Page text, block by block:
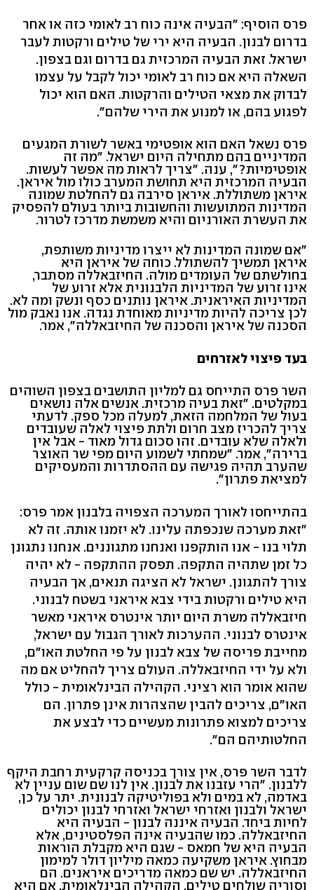
פרס הוסיף: "הבעיה אינה כוח רב לאומי כזה או אחר
בדרום לבנון. הבעיה היא ירי של טילים ורקטות לעבר
ישראל. זאת הבעיה המרכזית גם בדרום וגם בצפון.
השאלה היא אם כוח רב לאומי יכול לקבל על עצמו
לבדוק את מצאי הטילים והרקטות. האם הוא יכול
לפגוע בהם, או למנוע את הירי שלהם".
פרס נשאל האם הוא אופטימי באשר לשורת המגעים
המדיניים בהם מתחילה היום ישראל. "מה זה
אופטימיות?", ענה. "צריך לראות מה אפשר לעשות.
הבעיה המרכזית היא תחושת המערב כולו מול איראן.
איראן משתוללת. איראן סירבה גם להחלטת שמונה
המדינות המתועשות והחשובות ביותר בעולם להפסיק
את העשרת האורניום והיא משמשת מדרכז לטרור.
"אם שמונה המדינות לא ייצרו מדיניות משותפת,
איראן תמשיך להשתולל. כוחה של איראן היא
בחולשתם של העומדים מולה. החיזבאללה מסתבר,
אינו זרוע של המדיניות הלבנונית אלא זרוע של
המדיניות האיראנית. איראן נותנים כסף ונשק ומה לא.
לכן צריכה להיות מדיניות מאוחדת נגדה. אנו נאבק מול
הסכנה של איראן והסכנה של החיזבאללה", אמר.
בעד פיצוי לאזרחים
השר פרס התייחס גם למליון התושבים בצפון השוהים
במקלטים. "זאת בעיה מרכזית. אנשים אלה נושאים
בעול של המלחמה הזאת, למעלה מכל ספק. לדעתי
צריך להכריז מצב חרום ולתת פיצוי לאלה שעובדים
ולאלה שלא עובדים. זהו סכום גדול מאוד - אבל אין
ברירה", אמר. "שמחתי לשמוע היום מפי שר האוצר
שהערב תהיה פגישה עם ההסתדרות והמעסיקים
למציאת פתרון".
בהתייחסו לאורך המערכה הצפויה בלבנון אמר פרס:
"זאת מערכה שנכפתה עלינו. לא יזמנו אותה. זה לא
תלוי בנו - אנו הותקפנו ואנחנו מתגוננים. אנחנו נתגונן
כל זמן שתהיה התקפה. תפסק ההתקפה - לא יהיה
צורך להתגונן. ישראל לא הציגה תנאים, אך הבעיה
היא טילים ורקטות בידי צבא איראני בשטח לבנוני.
חיזבאללה משרת היום יותר אינטרס איראני מאשר
אינטרס לבנוני. ההערכות לאורך הגבול עם ישראל,
מחייבת פריסה של צבא לבנון על פי החלטת האו"ם,
ולא על ידי החיזבאללה. העולם צריך להחליט אם מה
שהוא אומר הוא רציני. הקהילה הבינלאומית - כולל
האו"ם, צריכים להבין שהצהרות אינן פתרון. הם
צריכים למצוא פתרונות מעשיים כדי לבצע את
החלטותיהם הם".
לדבר השר פרס, אין צורך בכניסה קרקעית רחבת היקף
ללבנון. "הרי עזבנו את לבנון. אין לנו שם שום עניין לא
באדמה, לא במים ולא בפוליטיקה לבנונית. יתר על כן,
ישראל ולבנון ואזרחי ישראל ואזרחי לבנון יכולים
לחיות ביחד. הבעיה איננה לבנון - הבעיה היא
החיזבאללה. כמו שהבעיה אינה הפלסטינים, אלא
הבעיה היא של חמאס - שגם היא מקבלת הוראות
מבחוץ. איראן משקיעה כמאה מיליון דולר למימון
החיזבאללה. יש שם כמאה מדריכים איראנים. הם
וסוריה שולחים טילים. הקהילה הבינלאומית, אם היא